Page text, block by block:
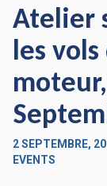
Atelier
les
2 SEPTEMBRE,
EVENTS